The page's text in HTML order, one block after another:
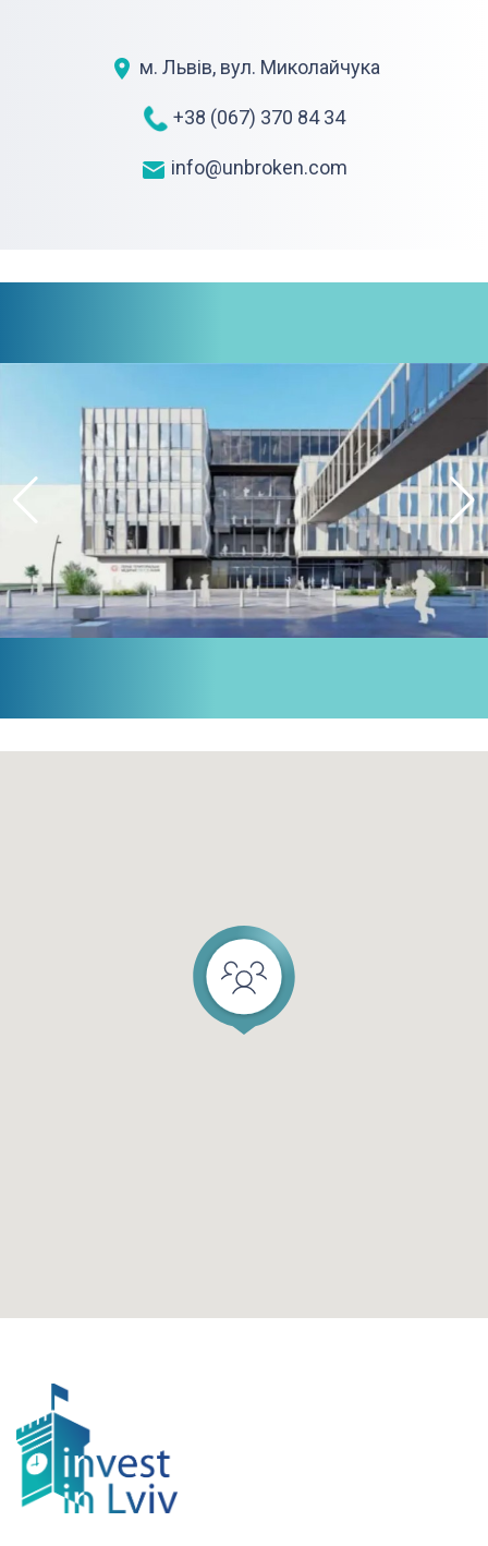
м. Львів, вул. Миколайчука
+38 (067) 370 84 34
info@unbroken.com